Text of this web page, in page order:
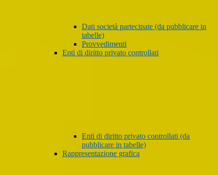
Dati società partecipate (da pubblicare in
tabelle)
Provvedimenti
Enti di diritto privato controllati
Enti di diritto privato controllati (da
pubblicare in tabelle)
Rappresentazione grafica